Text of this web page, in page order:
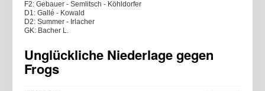
F2: Gebauer - Semlitsch - Köhldorfer
D1: Gallé - Kowald
D2: Summer - Irlacher
GK: Bacher L.
Unglückliche Niederlage gegen
Frogs